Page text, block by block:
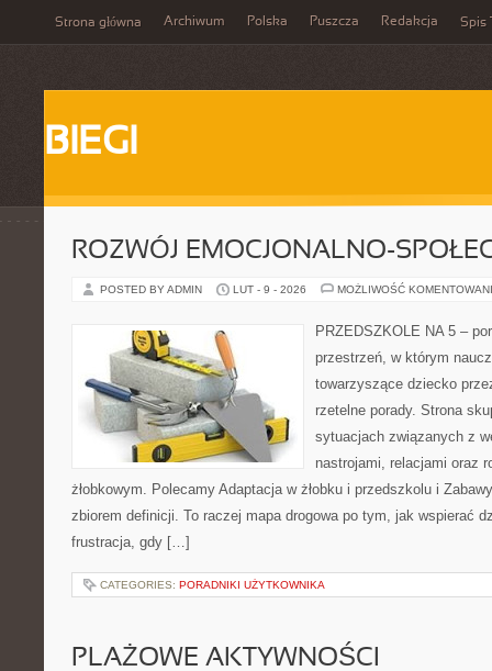
Strona główna Archiwum Polska Puszcza Redakcja Spis
BIEGI
ROZWÓJ EMOCJONALNO-
POSTED BY ADMIN LUT - 9 - 2026 MOŻLIWOŚĆ
PRZEDSZKOLE NA 5 –
przestrzeń, w którym
towarzyszące dziecko
rzetelne porady. Strona
sytuacjach związanych z
nastrojami, relacjami oraz
żłobkowym. Polecamy Adaptacja w żłobku i przedszkolu i
zbiorem definicji. To raczej mapa drogowa po tym, jak wspierać
frustracja, gdy […]
CATEGORIES: PORADNIKI UŻYTKOWNIKA
PLAŻOWE AKTYWNOŚCI